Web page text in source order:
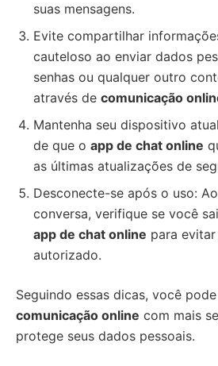
suas mensagens.
Evite compartilhar
cauteloso ao enviar dados
senhas ou qualquer outro
através de comunicação
Mantenha seu dispositivo
de que o app de chat online
as últimas atualizações de
Desconecte-se após o uso:
conversa, verifique se você
app de chat online para
autorizado.
Seguindo essas dicas, você
comunicação online com mais
protege seus dados pessoais.